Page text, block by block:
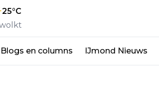
25°C
Blogs en columns IJmond Nieuws